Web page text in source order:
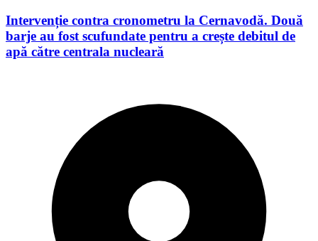
Intervenție contra cronometru la Cernavodă. Două
barje au fost scufundate pentru a crește debitul de
apă către centrala nucleară